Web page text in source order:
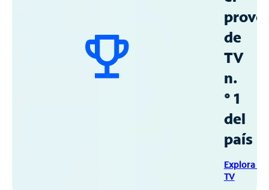
de
TV
n.
° 1
del
país
Explora
TV